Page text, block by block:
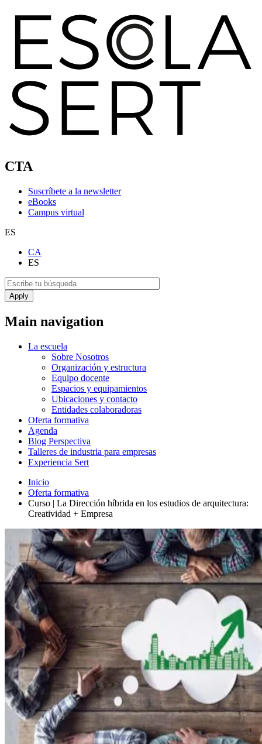
CTA
Suscríbete a la newsletter
eBooks
Campus virtual
ES
CA
ES
Main navigation
La escuela
Sobre Nosotros
Organización y estructura
Equipo docente
Espacios y equipamientos
Ubicaciones y contacto
Entidades colaboradoras
Oferta formativa
Agenda
Blog Perspectiva
Talleres de industria para empresas
Experiencia Sert
Inicio
Oferta formativa
Curso | La Dirección híbrida en los estudios de arquitectura:
Creatividad + Empresa